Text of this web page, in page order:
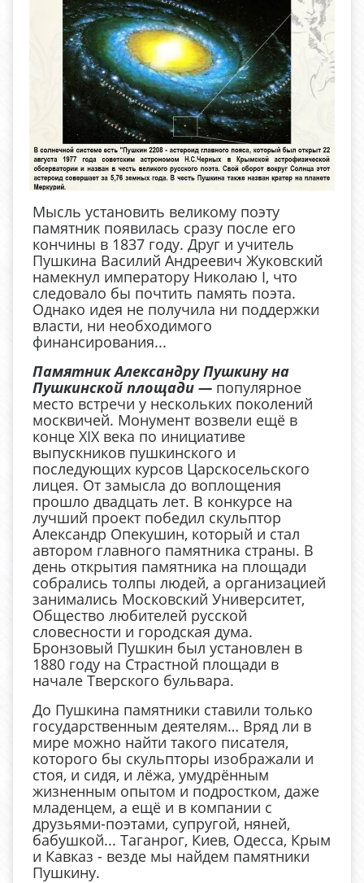
Мысль установить великому поэту
памятник появилась сразу после его
кончины в 1837 году. Друг и учитель
Пушкина Василий Андреевич Жуковский
намекнул императору Николаю I, что
следовало бы почтить память поэта.
Однако идея не получила ни поддержки
власти, ни необходимого
финансирования...
Памятник Александру Пушкину на
Пушкинской площади — популярное
место встречи у нескольких поколений
москвичей. Монумент возвели ещё в
конце XIX века по инициативе
выпускников пушкинского и
последующих курсов Царскосельского
лицея. От замысла до воплощения
прошло двадцать лет. В конкурсе на
лучший проект победил скульптор
Александр Опекушин, который и стал
автором главного памятника страны. В
день открытия памятника на площади
собрались толпы людей, а организацией
занимались Московский Университет,
Общество любителей русской
словесности и городская дума.
Бронзовый Пушкин был установлен в
1880 году на Страстной площади в
начале Тверского бульвара.
До Пушкина памятники ставили только
государственным деятелям… Вряд ли в
мире можно найти такого писателя,
которого бы скульпторы изображали и
стоя, и сидя, и лёжа, умудрённым
жизненным опытом и подростком, даже
младенцем, а ещё и в компании с
друзьями-поэтами, супругой, няней,
бабушкой... Таганрог, Киев, Одесса, Крым
и Кавказ - везде мы найдем памятники
Пушкину.